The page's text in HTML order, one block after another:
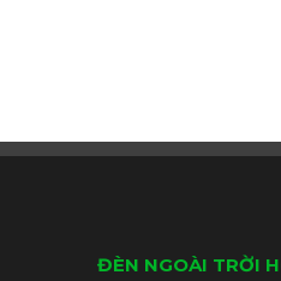
ĐÈN NGOÀI TRỜI